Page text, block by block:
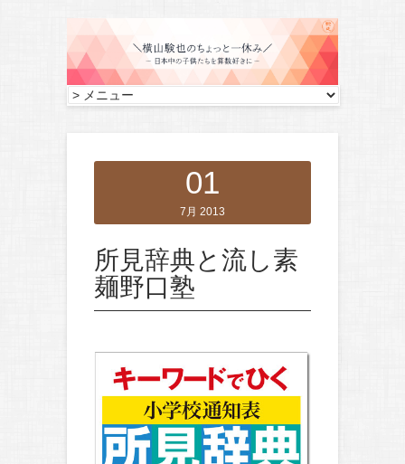
01
7月 2013
所見辞典と流し素
麺野口塾